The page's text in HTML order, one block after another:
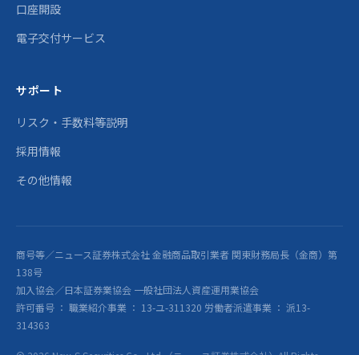
口座開設
電子交付サービス
サポート
リスク・手数料等説明
採用情報
その他情報
商号等／ニュース証券株式会社 金融商品取引業者 関東財務局長（金商）第
138号
加入協会／日本証券業協会 一般社団法人資産運用業協会
許可番号 ： 職業紹介事業 ： 13-ユ-311320 労働者派遣事業 ： 派13-
314363